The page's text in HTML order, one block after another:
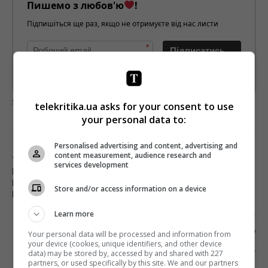
Пишемо з любов'ю
!
Підпишіться ще раз, якщо не отримуєте від нас листи
* Підписатись→
Предоставлено SendPulse
загрузка...
Попередня стаття
ТЕТЯНА СОЛОВЕЙ: “ЯКЩО ХОЧЕТЕ
ПОПУЛЯРНОСТІ БРЕНДУ В СОЦІАЛЬНИХ
МЕРЕЖАХ – ТРАНСЛЮЙТЕ ОДИН ЗРОЗУМІЛИЙ
МЕСЕДЖ”
Наступна стаття
НОВИНА UAREVIEW ПРО ТЕ, ЩО ПОРОШЕНКО
СТАВ СПІВВЛАСНИКОМ «ДИЗЕЛЬ ШОУ»,
ОБРАЗИЛА СОНЮ КОШКІНУ
telekritika.ua asks for your consent to use
your personal data to:
Personalised advertising and content, advertising and
content measurement, audience research and
services development
Store and/or access information on a device
Learn more
Your personal data will be processed and information from
your device (cookies, unique identifiers, and other device
data) may be stored by, accessed by and shared with 227
partners, or used specifically by this site. We and our partners